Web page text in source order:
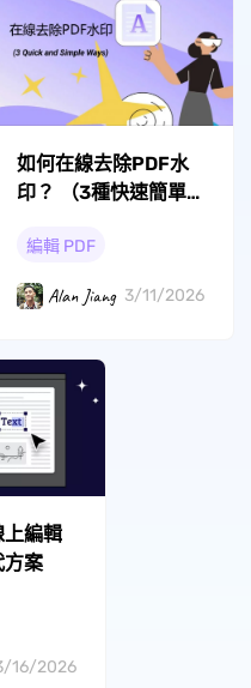
如何在線去除PDF水
印？ （3種快速簡單
編輯 PDF
Alan Jiang 3/11/2026
編輯
方案
16/2026